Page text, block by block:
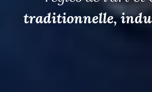
Romain Gitton
professionnel